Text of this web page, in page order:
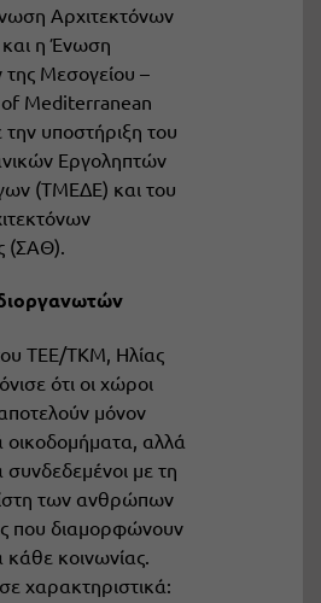
Αρχιτεκτόνων
η Ένωση
της Μεσογείου –
Mediterranean
υποστήριξη του
Εργοληπτών
(ΤΜΕΔΕ) και του
(ΣΑΘ).
ΤΕΕ/ΤΚΜ, Ηλίας
ότι οι χώροι
μόνον
οικοδομήματα, αλλά
συνδεδεμένοι με τη
των ανθρώπων
που διαμορφώνουν
κάθε κοινωνίας.
χαρακτηριστικά: